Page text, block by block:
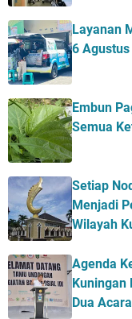
Layanan
6
Embun
Semua
Setiap
Menjadi
Wilayah
Agenda
Kuningan
Dua Acara